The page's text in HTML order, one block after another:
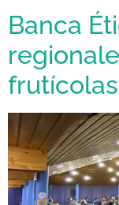
Banca
frutícolas